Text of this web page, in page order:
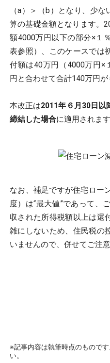
（a）＞（b）となり、少
算の基礎金額となります。
額4000万円以下の部分×１
表参照）、このケースでは
付額は40万円（4000万円×
円と合わせて合計140万円が
本改正は2011年６月30日以
締結した場合に適用されます
なお、補足ですが住宅ロー
度）は“最大値”であって、
収された所得税額以上は還
雑にしないため、住民税の
いませんので、併せてご注意
※記事内容は執筆時点のもので
い。